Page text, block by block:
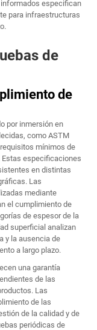
especifican
para infraestructuras
de
de
por inmersión en
como ASTM
mínimos de
especificaciones
en distintas
Las
mediante
el cumplimiento de
de espesor de la
superficial analizan
y la ausencia de
a largo plazo.
una garantía
de las
Las
de las
de la calidad y de
periódicas de